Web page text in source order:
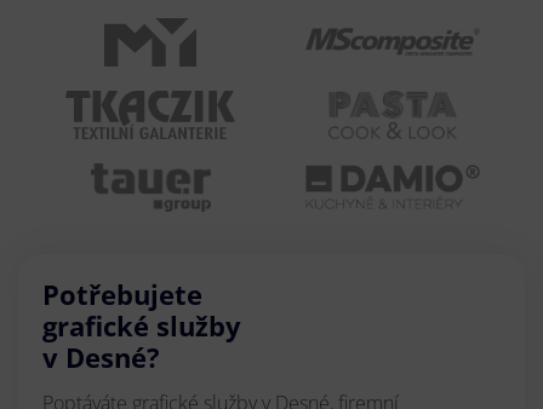
Potřebujete
grafické služby
v Desné?
Poptáváte grafické služby v Desné, firemní